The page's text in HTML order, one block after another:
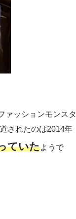
ァッションモンスタ
されたのは2014年
ていたようで